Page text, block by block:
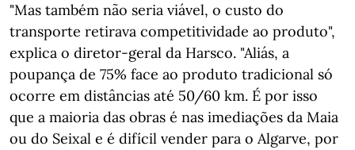
"Mas também não seria viável, o custo do
transporte retirava competitividade ao produto",
explica o diretor-geral da Harsco. "Aliás, a
poupança de 75% face ao produto tradicional só
ocorre em distâncias até 50/60 km. É por isso
que a maioria das obras é nas imediações da Maia
ou do Seixal e é difícil vender para o Algarve, por